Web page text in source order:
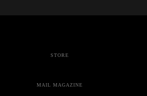
STORE
MAIL MAGAZINE